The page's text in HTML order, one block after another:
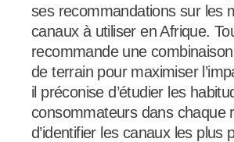
ses recommandations sur les
canaux à utiliser en Afrique.
recommande une
de terrain pour maximiser
il préconise d’étudier les
consommateurs dans chaque
d’identifier les canaux les plus